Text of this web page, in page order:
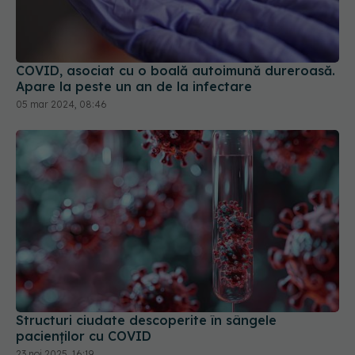
COVID, asociat cu o boală autoimună dureroasă.
Apare la peste un an de la infectare
Structuri ciudate descoperite în sângele
pacienților cu COVID
23 noi 2025, 16:19